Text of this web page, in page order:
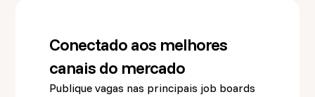
Conectado aos melhores
canais do mercado
Publique vagas nas principais job boards